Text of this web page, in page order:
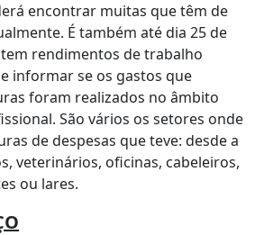
encontrar muitas que têm de
É também até dia 25 de
rendimentos de trabalho
informar se os gastos que
foram realizados no âmbito
São vários os setores onde
de despesas que teve: desde a
veterinários, oficinas, cabeleiros,
ou lares.